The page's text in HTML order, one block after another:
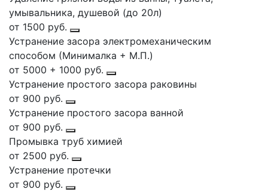
умывальника, душевой (до 20л)
от 1500 руб.
Устранение засора электромеханическим
способом (Минималка + М.П.)
от 5000 + 1000 руб.
Устранение простого засора раковины
от 900 руб.
Устранение простого засора ванной
от 900 руб.
Промывка труб химией
от 2500 руб.
Устранение протечки
от 900 руб.